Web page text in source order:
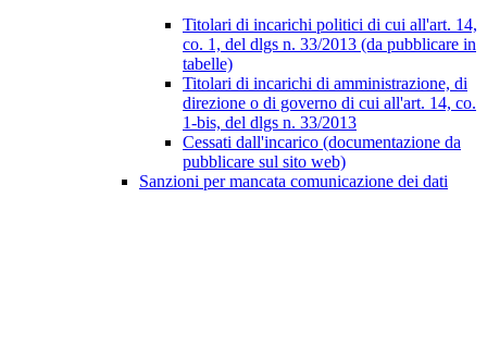
Titolari di incarichi politici di cui all'art. 14,
co. 1, del dlgs n. 33/2013 (da pubblicare in
tabelle)
Titolari di incarichi di amministrazione, di
direzione o di governo di cui all'art. 14, co.
1-bis, del dlgs n. 33/2013
Cessati dall'incarico (documentazione da
pubblicare sul sito web)
Sanzioni per mancata comunicazione dei dati